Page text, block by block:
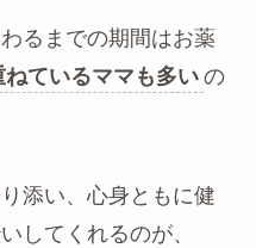
るまでの期間はお薬
ねているママも多い の
添い、心身ともに健
してくれるのが、